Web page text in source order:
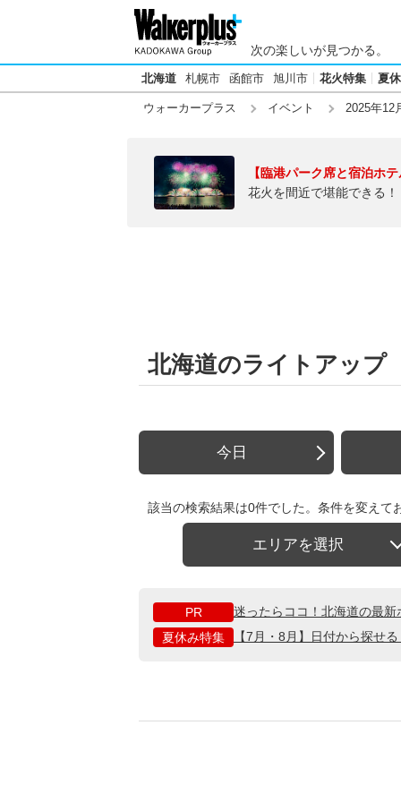
次の楽しいが見つかる。
北海道 札幌市 函館市 旭川市 花火特集 夏
ウォーカープラス イベント 2025年12
【臨港パーク席と宿泊ホ
花火を間近で堪能できる
北海道のライトアップ
今日
該当の検索結果は0件でした。条件を変えて
エリアを選択
PR
迷ったらココ！北海道の最
夏休み特集
【7月・8月】日付から探せ